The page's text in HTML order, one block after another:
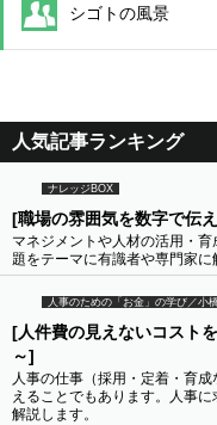
シゴトの風景
人気記事ランキング
ナレッジBOX
[職場の雰囲気を数字で伝
マネジメントや人材の活用・
題をテーマに有識者や専門家に
人事のための「お金」の学び／小
[人件費の見えないコスト
～]
人事の仕事（採用・定着・育
えることでもあります。人事
解説します。